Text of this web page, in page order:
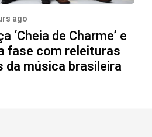
ago
‘Cheia de Charme’ e
fase com releituras
da música brasileira